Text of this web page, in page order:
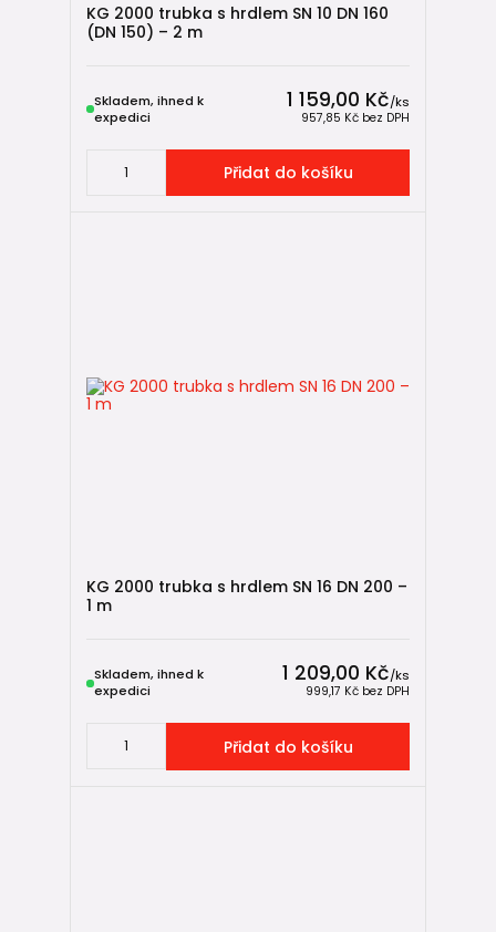
KG 2000 trubka s hrdlem SN 10 DN 160
(DN 150) – 2 m
1 159,00 Kč/ks
957,85 Kč bez DPH
Skladem, ihned k
expedici
Přidat do košíku
KG 2000 trubka s hrdlem SN 16 DN 200 –
1 m
1 209,00 Kč/ks
999,17 Kč bez DPH
Skladem, ihned k
expedici
Přidat do košíku